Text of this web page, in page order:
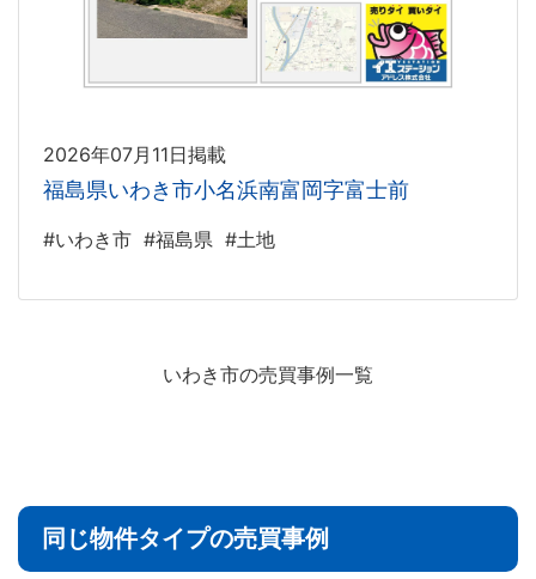
2026年07月11日掲載
福島県いわき市小名浜南富岡字富士前
#いわき市 #福島県 #土地
いわき市の売買事例一覧
同じ物件タイプの売買事例